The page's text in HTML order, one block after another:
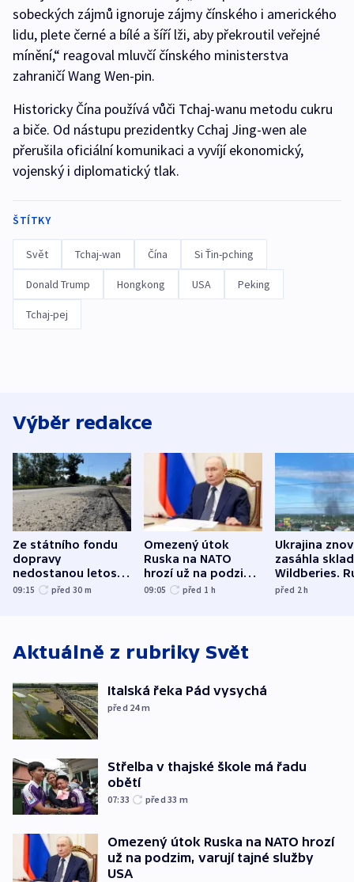
sobeckých zájmů ignoruje zájmy čínského i amerického
lidu, plete černé a bílé a šíří lži, aby překroutil veřejné
mínění,“ reagoval mluvčí čínského ministerstva
zahraničí Wang Wen-pin.
Historicky Čína používá vůči Tchaj-wanu metodu cukru
a biče. Od nástupu prezidentky Cchaj Jing-wen ale
přerušila oficiální komunikaci a vyvíjí ekonomický,
vojenský i diplomatický tlak.
ŠTÍTKY
Svět Tchaj-wan Čína Si Ťin-pching
Donald Trump Hongkong USA Peking
Tchaj-pej
Výběr redakce
Ze státního fondu
dopravy
nedostanou letos
kraje na silnice ani
09:15 před 30 m
Omezený útok
Ruska na NATO
hrozí už na podzim,
varují tajné služby
09:05 před 1 h
Ukrajina
zasáhla
Wildberies.
útočili v
před 2h
Aktuálně z rubriky Svět
Italská řeka Pád vysychá
před 24m
Střelba v thajské škole má řadu
obětí
07:33 před 33 m
Omezený útok Ruska na NATO hrozí
už na podzim, varují tajné služby
USA